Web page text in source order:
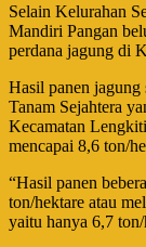
Selain Kelurahan
Mandiri Pangan
perdana jagung di
Hasil panen jagung
Tanam Sejahtera
Kecamatan
mencapai 8,6 ton/
“Hasil panen
ton/hektare atau
yaitu hanya 6,7